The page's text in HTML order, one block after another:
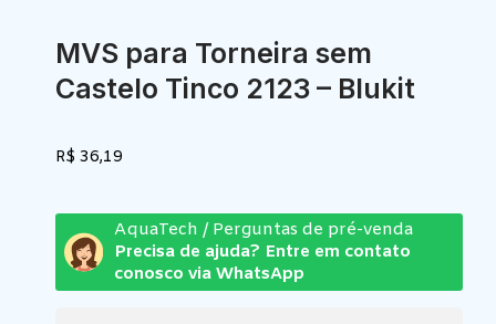
MVS para Torneira sem
Castelo Tinco 2123 – Blukit
R$ 36,19
AquaTech / Perguntas de pré-venda
Precisa de ajuda? Entre em contato
conosco via WhatsApp